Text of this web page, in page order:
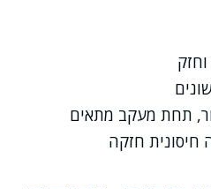
תחת מעקב מתאים
חיסונית חזקה